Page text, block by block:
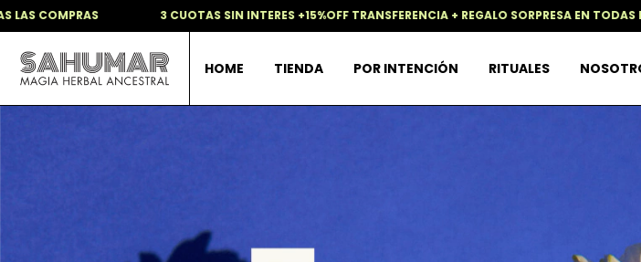
3 CUOTAS SIN INTERES +15%OFF TRANSFERENCIA + REGALO SORPRESA EN TODAS LAS COMPRAS
HOME TIENDA POR INTENCIÓN RITUALES